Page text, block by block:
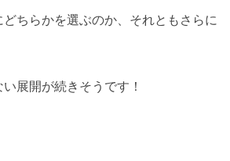
ちらかを選ぶのか、それともさらに
展開が続きそうです！